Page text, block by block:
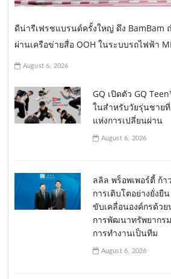
ดีน่ารีเฟรชแบรนด์ครั้งใหญ่ ดึง BamBam
ผ่านเครือข่ายสื่อ OOH ในระบบรถไฟฟ้า
August 6, 2026
GQ เปิดตัว GQ
ในสำหรับวัยรุ่นชาย
แห่งการเปลี่ยนผ่าน
August 6, 2026
ลลิล พร็อพเพอร์ตี้ ก้
การเติบโตอย่างยั่งยื
ขับเคลื่อนองค์กรด้ว
การพัฒนาทรัพยากร
การทำงานเป็นทีม
August 6, 2026